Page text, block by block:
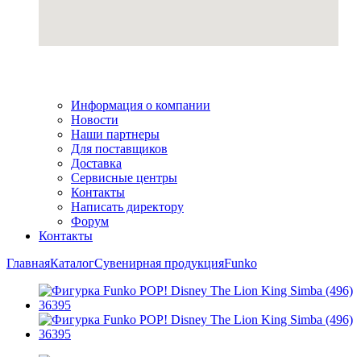
Информация о компании
Новости
Наши партнеры
Для поставщиков
Доставка
Сервисные центры
Контакты
Написать директору
Форум
Контакты
ГлавнаяКаталогСувенирная продукцияFunko